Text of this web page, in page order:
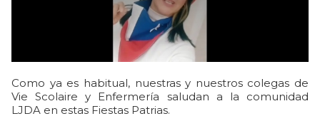
Como ya es habitual, nuestras y nuestros colegas de
Vie Scolaire y Enfermería saludan a la comunidad
LJDA en estas Fiestas Patrias.